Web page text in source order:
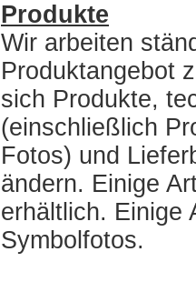
Produkte
Wir arbeiten
Produktangebot
sich Produkte,
(einschließlich
Fotos) und
ändern. Einige
erhältlich. Einige
Symbolfotos.